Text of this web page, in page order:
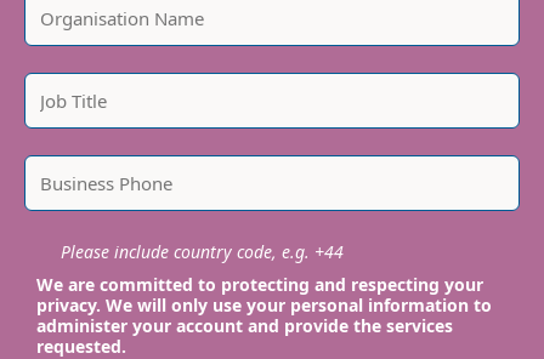
Please include country code, e.g. +44
We are committed to protecting and respecting your
privacy. We will only use your personal information to
administer your account and provide the services
requested.